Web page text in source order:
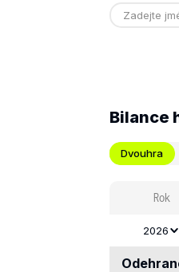
Bilance
Dvouhra
Rok
2026